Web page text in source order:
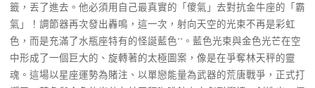
籤，丟了進去。他必須用自己最真實的「傻氣」去對抗金牛座的「霸
氣」！調節器再次發出轟鳴，這一次，射向天空的光束不再是彩虹
色，而是充滿了水瓶座特有的怪誕藍色**。藍色光束與金色光芒在空
中形成了一個巨大的、旋轉著的太極圖案，像是在爭奪林天秤的靈
魂。這場以星座運勢為賭注、以單戀能量為武器的荒唐戰爭，正式打